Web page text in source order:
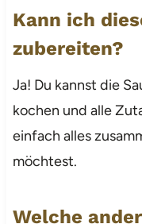
Kann ich
zubereiten?
Ja! Du kannst die
kochen und alle
einfach alles
möchtest.
Welche